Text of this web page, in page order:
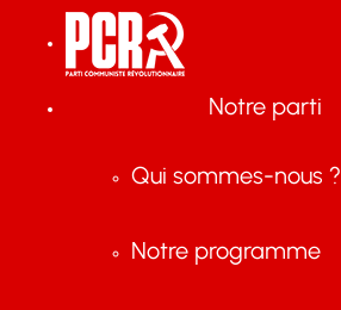
Notre parti
Qui sommes-nous ?
Notre programme